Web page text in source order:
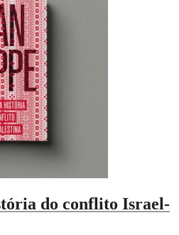
do conflito Israel-